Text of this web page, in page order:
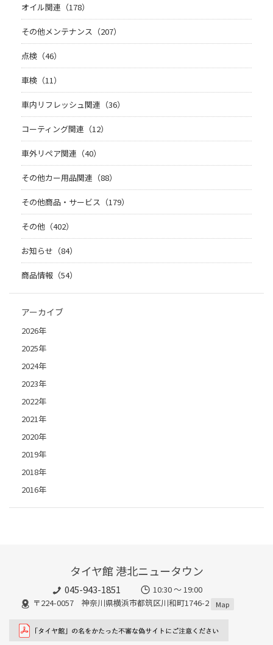
オイル関連（178）
その他メンテナンス（207）
点検（46）
車検（11）
車内リフレッシュ関連（36）
コーティング関連（12）
車外リペア関連（40）
その他カー用品関連（88）
その他商品・サービス（179）
その他（402）
お知らせ（84）
商品情報（54）
アーカイブ
2026年
2025年
2024年
2023年
2022年
2021年
2020年
2019年
2018年
2016年
タイヤ館 港北ニュータウン
045-943-1851
10:30 ～ 19:00
〒224-0057 神奈川県横浜市都筑区川和町1746-2
Map